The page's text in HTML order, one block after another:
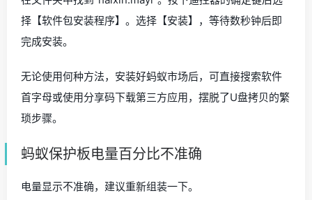
择【软件包安装程序】。选择【安装】，等待数秒钟后即
完成安装。
无论使用何种方法，安装好蚂蚁市场后，可直接搜索软件
首字母或使用分享码下载第三方应用，摆脱了U盘拷贝的繁
琐步骤。
蚂蚁保护板电量百分比不准确
电量显示不准确，建议重新组装一下。